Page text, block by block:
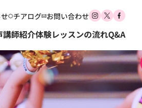
チアログ お問い合わせ
講師紹介体験レッスンの流れQ&A